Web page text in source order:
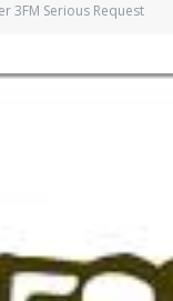
3FM Serious Request